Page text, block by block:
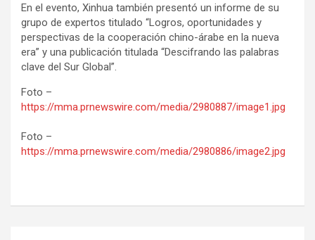
En el evento, Xinhua también presentó un informe de su
grupo de expertos titulado “Logros, oportunidades y
perspectivas de la cooperación chino-árabe en la nueva
era” y una publicación titulada “Descifrando las palabras
clave del Sur Global”.
Foto –
https://mma.prnewswire.com/media/2980887/image1.jpg
Foto –
https://mma.prnewswire.com/media/2980886/image2.jpg